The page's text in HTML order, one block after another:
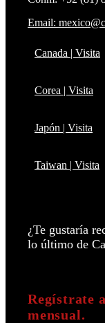
Email:
Canada | Visita
Corea | Visita
Japón | Visita
Taiwan | Visita
¿Te gustaría
lo último de
Regístrate
mensual.